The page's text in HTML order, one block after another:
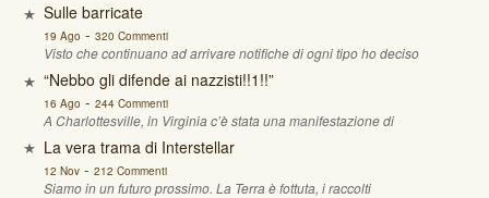
Sulle barricate
19 Ago - 320 Commenti
Visto che continuano ad arrivare notifiche di ogni tipo ho deciso
“Nebbo gli difende ai nazzisti!!1!!”
16 Ago - 244 Commenti
A Charlottesville, in Virginia c’è stata una manifestazione di
La vera trama di Interstellar
12 Nov- 212 Commenti
Siamo in un futuro prossimo. La Terra è fottuta, i raccolti